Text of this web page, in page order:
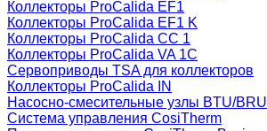
Коллекторы ProCalida EF1
Коллекторы ProCalida EF1 K
Коллекторы ProCalida CC 1
Коллекторы ProCalida VA 1C
Сервоприводы TSA для коллекторов
Коллекторы ProCalida IN
Насосно-смесительные узлы BTU/BRU
Система управления CosiTherm